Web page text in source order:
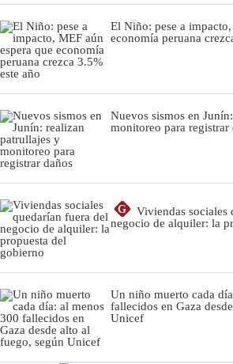
El Niño: pese a
economía peruana
Nuevos sismos en
monitoreo para registrar
G
Viviendas sociales
negocio de alquiler: la
Un niño muerto cada
fallecidos en Gaza
Unicef